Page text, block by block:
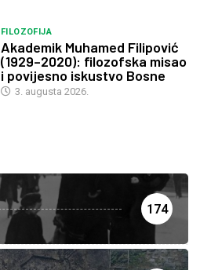
FILOZOFIJA
Akademik Muhamed Filipović
(1929–2020): filozofska misao
i povijesno iskustvo Bosne
3. augusta 2026.
174